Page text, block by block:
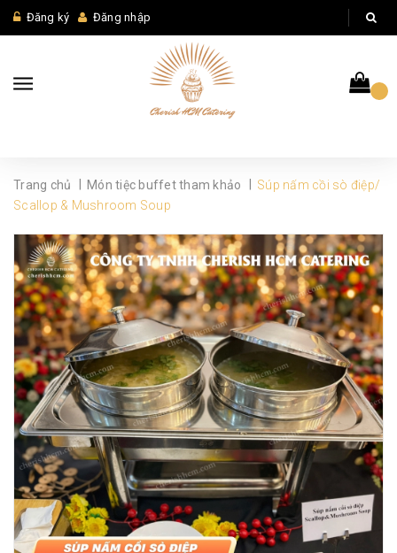
Đăng ký Đăng nhập
Trang chủ Món tiệc buffet tham khảo
Súp nấm cồi sò điệp/
Scallop & Mushroom Soup